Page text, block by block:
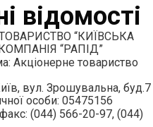
відомості
“КИЇВСЬКА
“РАПІД”
Акціонерне товариство
вул. Зрошувальна, буд.7
особи: 05475156
(044) 566-20-97, (044)